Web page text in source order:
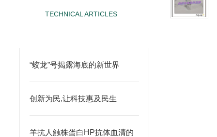
TECHNICAL ARTICLES
“蛟龙”号揭露海底的新世界
创新为民,让科技惠及民生
羊抗人触株蛋白HP抗体血清的